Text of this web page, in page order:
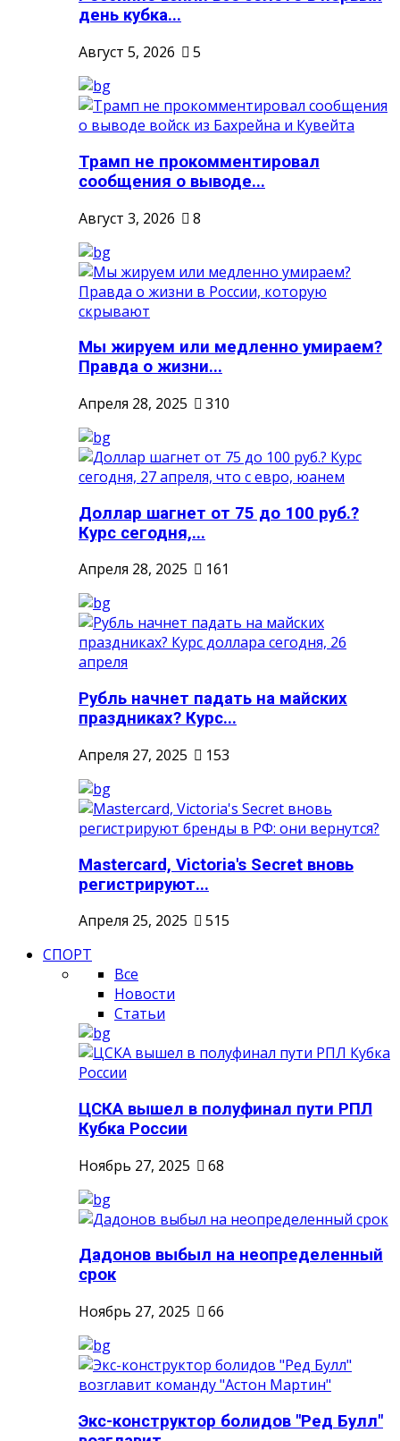
день кубка...
Август 5, 2026
5
Трамп не прокомментировал
сообщения о выводе...
Август 3, 2026
8
Мы жируем или медленно умираем?
Правда о жизни...
Апреля 28, 2025
310
Доллар шагнет от 75 до 100 руб.?
Курс сегодня,...
Апреля 28, 2025
161
Рубль начнет падать на майских
праздниках? Курс...
Апреля 27, 2025
153
Mastercard, Victoria's Secret вновь
регистрируют...
Апреля 25, 2025
515
СПОРТ
Все
Новости
Статьи
ЦСКА вышел в полуфинал пути РПЛ
Кубка России
Ноябрь 27, 2025
68
Дадонов выбыл на неопределенный
срок
Ноябрь 27, 2025
66
Экс-конструктор болидов "Ред Булл"